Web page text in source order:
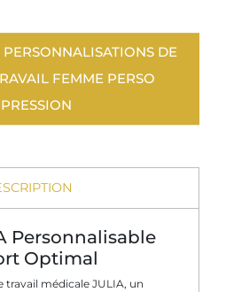
DE
FEMME PERSO
Personnalisable
Optimal
travail médicale JULIA, un